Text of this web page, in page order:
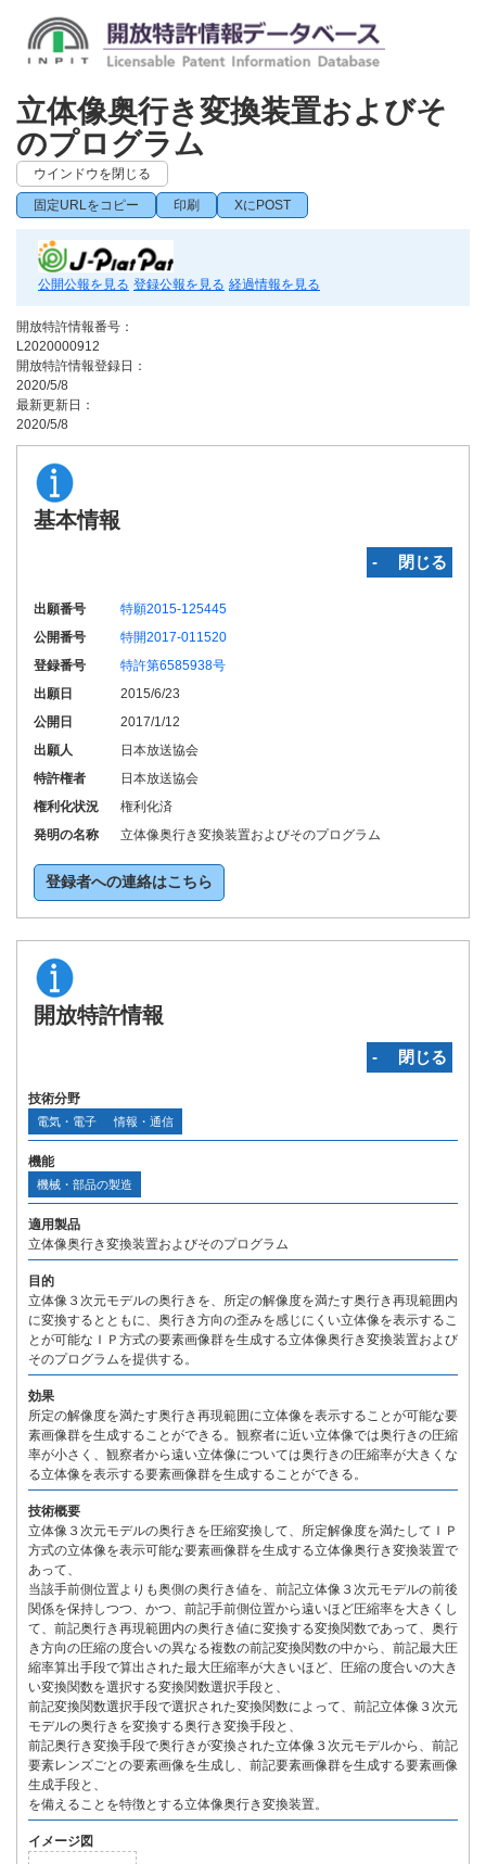
立体像奥行き変換装置およびそ
のプログラム
ウインドウを閉じる
固定URLをコピー 印刷 XにPOST
公開公報を見る 登録公報を見る 経過情報を見る
開放特許情報番号：
L2020000912
開放特許情報登録日：
2020/5/8
最新更新日：
2020/5/8
基本情報
‐ 閉じる
出願番号
特願2015-125445
公開番号
特開2017-011520
登録番号
特許第6585938号
出願日
2015/6/23
公開日
2017/1/12
出願人
日本放送協会
特許権者
日本放送協会
権利化状況
権利化済
発明の名称
立体像奥行き変換装置およびそのプログラム
登録者への連絡はこちら
開放特許情報
‐ 閉じる
技術分野
電気・電子 情報・通信
機能
機械・部品の製造
適用製品
立体像奥行き変換装置およびそのプログラム
目的
立体像３次元モデルの奥行きを、所定の解像度を満たす奥行き再現範囲内
に変換するとともに、奥行き方向の歪みを感じにくい立体像を表示するこ
とが可能なＩＰ方式の要素画像群を生成する立体像奥行き変換装置および
そのプログラムを提供する。
効果
所定の解像度を満たす奥行き再現範囲に立体像を表示することが可能な要
素画像群を生成することができる。観察者に近い立体像では奥行きの圧縮
率が小さく、観察者から遠い立体像については奥行きの圧縮率が大きくな
る立体像を表示する要素画像群を生成することができる。
技術概要
立体像３次元モデルの奥行きを圧縮変換して、所定解像度を満たしてＩＰ
方式の立体像を表示可能な要素画像群を生成する立体像奥行き変換装置で
あって、
当該手前側位置よりも奥側の奥行き値を、前記立体像３次元モデルの前後
関係を保持しつつ、かつ、前記手前側位置から遠いほど圧縮率を大きくし
て、前記奥行き再現範囲内の奥行き値に変換する変換関数であって、奥行
き方向の圧縮の度合いの異なる複数の前記変換関数の中から、前記最大圧
縮率算出手段で算出された最大圧縮率が大きいほど、圧縮の度合いの大き
い変換関数を選択する変換関数選択手段と、
前記変換関数選択手段で選択された変換関数によって、前記立体像３次元
モデルの奥行きを変換する奥行き変換手段と、
前記奥行き変換手段で奥行きが変換された立体像３次元モデルから、前記
要素レンズごとの要素画像を生成し、前記要素画像群を生成する要素画像
生成手段と、
を備えることを特徴とする立体像奥行き変換装置。
イメージ図